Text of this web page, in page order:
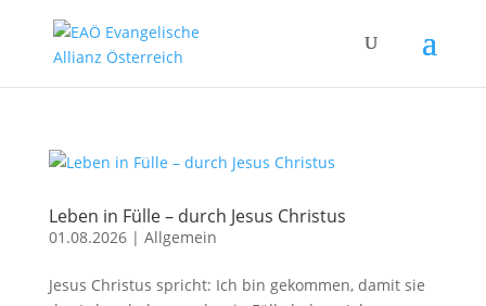
Leben in Fülle – durch Jesus Christus
01.08.2026| Allgemein
Jesus Christus spricht: Ich bin gekommen, damit sie